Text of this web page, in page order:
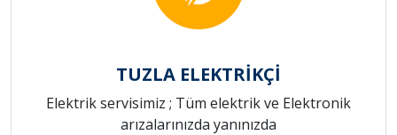
TUZLA ELEKTRİKÇİ
Elektrik servisimiz ; Tüm elektrik ve Elektronik
arızalarınızda yanınızda